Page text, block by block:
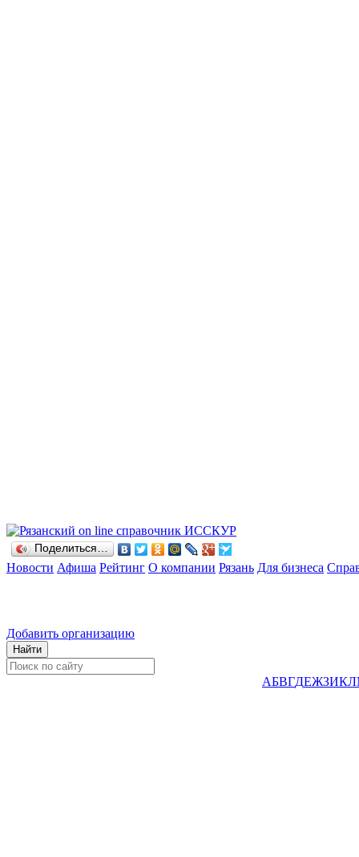
Поделиться…
Новости Афиша Рейтинг О компании Рязань Для бизнеса
Добавить организацию
АБВГДЕЖЗИКЛ